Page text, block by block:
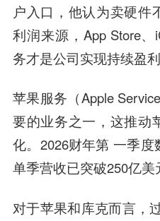
户入口，他认为卖硬件
利润来源，App Store、
务才是公司实现持续盈利
苹果服务（Apple
要的业务之一，这推动
化。2026财年第 一季
单季营收已突破250亿美
对于苹果和库克而言，